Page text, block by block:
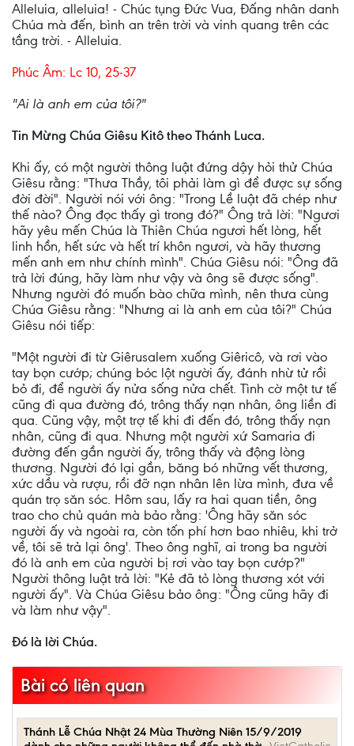
Alleluia, alleluia! - Chúc tụng Ðức Vua, Ðấng nhân danh
Chúa mà đến, bình an trên trời và vinh quang trên các
tầng trời. - Alleluia.
Phúc Âm: Lc 10, 25-37
"Ai là anh em của tôi?"
Tin Mừng Chúa Giêsu Kitô theo Thánh Luca.
Khi ấy, có một người thông luật đứng dậy hỏi thử Chúa
Giêsu rằng: "Thưa Thầy, tôi phải làm gì để được sự sống
đời đời". Người nói với ông: "Trong Lề luật đã chép như
thế nào? Ông đọc thấy gì trong đó?" Ông trả lời: "Ngươi
hãy yêu mến Chúa là Thiên Chúa ngươi hết lòng, hết
linh hồn, hết sức và hết trí khôn ngươi, và hãy thương
mến anh em như chính mình". Chúa Giêsu nói: "Ông đã
trả lời đúng, hãy làm như vậy và ông sẽ được sống".
Nhưng người đó muốn bào chữa mình, nên thưa cùng
Chúa Giêsu rằng: "Nhưng ai là anh em của tôi?" Chúa
Giêsu nói tiếp:
"Một người đi từ Giêrusalem xuống Giêricô, và rơi vào
tay bọn cướp; chúng bóc lột người ấy, đánh nhừ tử rồi
bỏ đi, để người ấy nửa sống nửa chết. Tình cờ một tư tế
cũng đi qua đường đó, trông thấy nạn nhân, ông liền đi
qua. Cũng vậy, một trợ tế khi đi đến đó, trông thấy nạn
nhân, cũng đi qua. Nhưng một người xứ Samaria đi
đường đến gần người ấy, trông thấy và động lòng
thương. Người đó lại gần, băng bó những vết thương,
xức dầu và rượu, rồi đỡ nạn nhân lên lừa mình, đưa về
quán trọ săn sóc. Hôm sau, lấy ra hai quan tiền, ông
trao cho chủ quán mà bảo rằng: 'Ông hãy săn sóc
người ấy và ngoài ra, còn tốn phí hơn bao nhiêu, khi trở
về, tôi sẽ trả lại ông'. Theo ông nghĩ, ai trong ba người
đó là anh em của người bị rơi vào tay bọn cướp?"
Người thông luật trả lời: "Kẻ đã tỏ lòng thương xót với
người ấy". Và Chúa Giêsu bảo ông: "Ông cũng hãy đi
và làm như vậy".
Ðó là lời Chúa.
Bài có liên quan
Thánh Lễ Chúa Nhật 24 Mùa Thường Niên 15/9/2019